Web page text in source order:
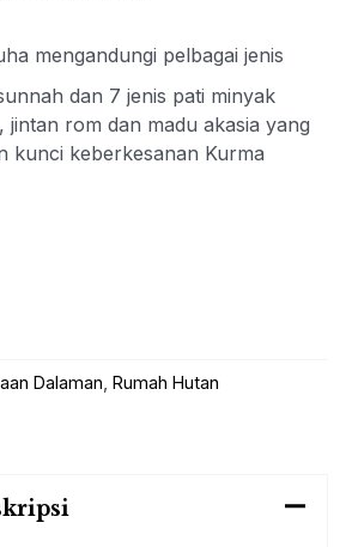
mengandungi pelbagai jenis
dan 7 jenis pati minyak
jintan rom dan madu akasia yang
kunci keberkesanan Kurma
Dalaman Rumah Hutan